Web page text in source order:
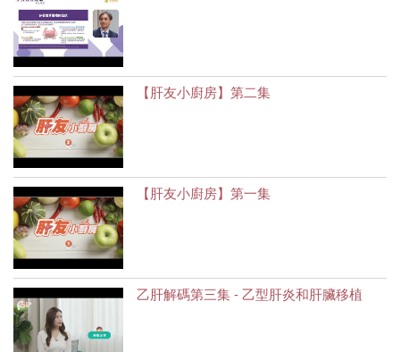
【肝友小廚房】第二集
【肝友小廚房】第一集
乙肝解碼第三集 - 乙型肝炎和肝臟移植